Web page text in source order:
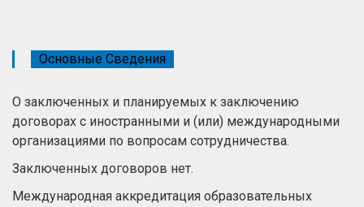
Основные Сведения
О заключенных и планируемых к заключению
договорах с иностранными и (или) международными
организациями по вопросам сотрудничества.
Заключенных договоров нет.
Международная аккредитация образовательных